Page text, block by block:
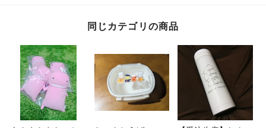
同じカテゴリの商品